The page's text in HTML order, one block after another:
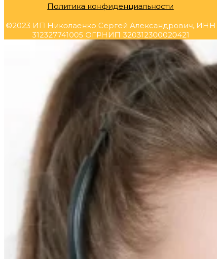
Политика конфиденциальности
©2023 ИП Николаенко Сергей Александрович, ИНН
312327741005 ОГРНИП 320312300020421